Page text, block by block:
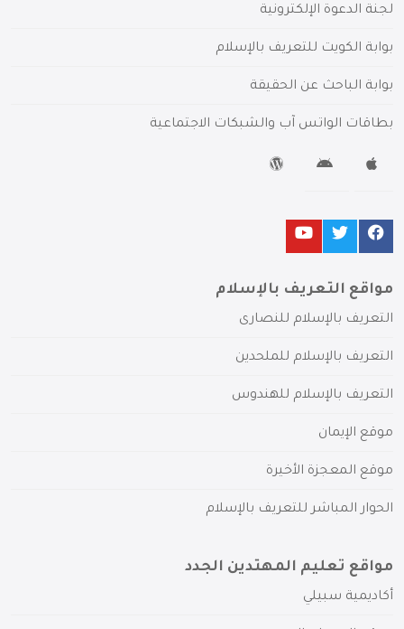
لجنة الدعوة الإلكترونية
بوابة الكويت للتعريف بالإسلام
بوابة الباحث عن الحقيقة
بطاقات الواتس آب والشبكات الاجتماعية
مواقع التعريف بالإسلام
التعريف بالإسلام للنصارى
التعريف بالإسلام للملحدين
التعريف بالإسلام للهندوس
موقع الإيمان
موقع المعجزة الأخيرة
الحوار المباشر للتعريف بالإسلام
مواقع تعليم المهتدين الجدد
أكاديمية سبيلي